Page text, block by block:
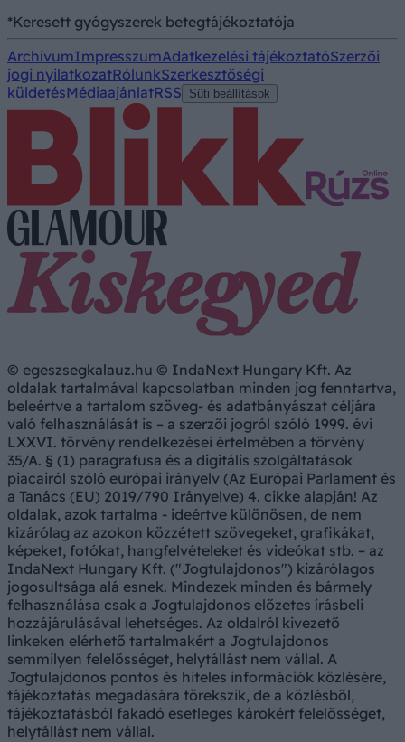
*Keresett gyógyszerek betegtájékoztatója
ArchívumImpresszumAdatkezelési tájékoztatóSzerzői
jogi nyilatkozatRólunkSzerkesztőségi
küldetésMédiaajánlatRSS Süti beállítások
© egeszsegkalauz.hu © IndaNext Hungary Kft. Az
oldalak tartalmával kapcsolatban minden jog fenntartva,
beleértve a tartalom szöveg- és adatbányászat céljára
való felhasználását is – a szerzői jogról szóló 1999. évi
LXXVI. törvény rendelkezései értelmében a törvény
35/A. § (1) paragrafusa és a digitális szolgáltatások
piacairól szóló európai irányelv (Az Európai Parlament és
a Tanács (EU) 2019/790 Irányelve) 4. cikke alapján! Az
oldalak, azok tartalma - ideértve különösen, de nem
kizárólag az azokon közzétett szövegeket, grafikákat,
képeket, fotókat, hangfelvételeket és videókat stb. – az
IndaNext Hungary Kft. ("Jogtulajdonos") kizárólagos
jogosultsága alá esnek. Mindezek minden és bármely
felhasználása csak a Jogtulajdonos előzetes írásbeli
hozzájárulásával lehetséges. Az oldalról kivezető
linkeken elérhető tartalmakért a Jogtulajdonos
semmilyen felelősséget, helytállást nem vállal. A
Jogtulajdonos pontos és hiteles információk közlésére,
tájékoztatás megadására törekszik, de a közlésből,
tájékoztatásból fakadó esetleges károkért felelősséget,
helytállást nem vállal.